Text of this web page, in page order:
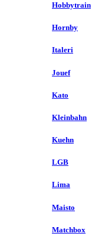
Hobbytrain
Hornby
Italeri
Jouef
Kato
Kleinbahn
Kuehn
LGB
Lima
Maisto
Matchbox